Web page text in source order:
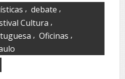
, debate ,
Cultura ,
, Oficinas ,